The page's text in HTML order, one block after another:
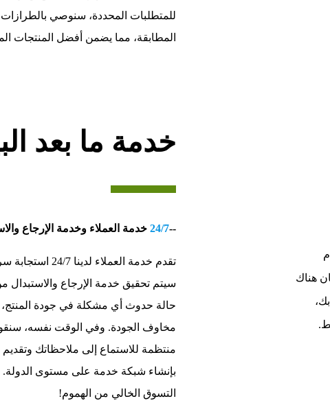
للمتطلبات المحددة، سنوصي بالطرازات
المطابقة، مما يضمن أفضل المنتجات
هناك
خدمة ما بعد
--
24/7 خدمة العملاء وخدمة الإرجاع
تقدم خدمة العملاء
سيتم تحقيق خدمة الإرجاع والاستبدال
حالة حدوث أي مشكلة في جودة المنتج،
مخاوف الجودة. وفي الوقت نفسه،
منتظمة للاستماع إلى ملاحظاتك
بإنشاء شبكة خدمة على مستوى الدولة.
التسوق الخالي من الهموم!